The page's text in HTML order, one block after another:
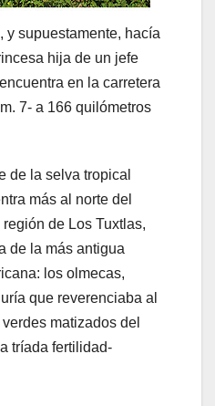
y supuestamente, hacía
hija de un jefe
en la carretera
7- a 166 quilómetros
de la selva tropical
más al norte del
de Los Tuxtlas,
de la más antigua
los olmecas,
que reverenciaba al
matizados del
tríada fertilidad-